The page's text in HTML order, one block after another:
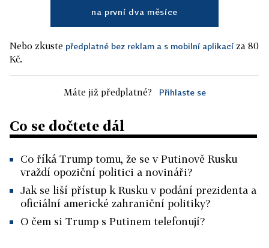
na první dva měsíce
Nebo zkuste předplatné bez reklam a s mobilní aplikací za 80
Kč.
Máte již předplatné? Přihlaste se
Co se dočtete dál
Co říká Trump tomu, že se v Putinově Rusku
vraždí opoziční politici a novináři?
Jak se liší přístup k Rusku v podání prezidenta a
oficiální americké zahraniční politiky?
O čem si Trump s Putinem telefonují?